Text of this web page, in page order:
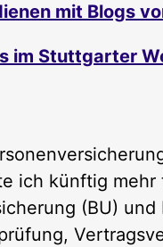
mit Blogs
im Stuttgarter
ich künftig
(BU)